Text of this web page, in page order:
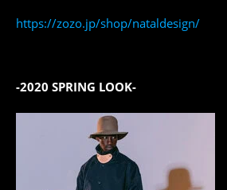
https://zozo.jp/shop/nataldesign/
-2020 SPRING LOOK-